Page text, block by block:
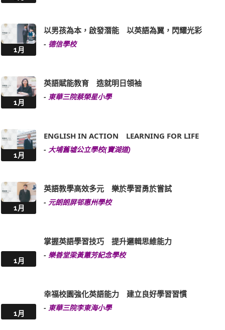
1月
以男孩為本，啟發潛能 以英語為翼，閃耀光彩
- 德信學校
1月
英語賦能教育 造就明日領袖
- 東華三院蔡榮星小學
1月
ENGLISH IN ACTION LEARNING FOR LIFE
- 大埔舊墟公立學校(寶湖道)
1月
英語教學高效多元 樂於學習勇於嘗試
- 元朗朗屏邨惠州學校
1月
掌握英語學習技巧 提升邏輯思維能力
- 樂善堂梁黃蕙芳紀念學校
1月
幸福校園強化英語能力 建立良好學習習慣
- 東華三院李東海小學